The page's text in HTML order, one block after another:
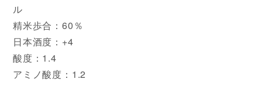
ル
精米歩合：60％
日本酒度：+4
酸度：1.4
アミノ酸度：1.2